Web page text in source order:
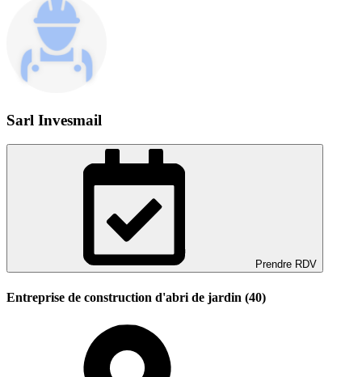
Sarl Invesmail
Prendre RDV
Entreprise de construction d'abri de jardin (40)